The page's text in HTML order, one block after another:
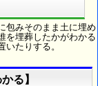
包みそのまま土に埋め
を埋葬したかがわかる
たりする。
る】